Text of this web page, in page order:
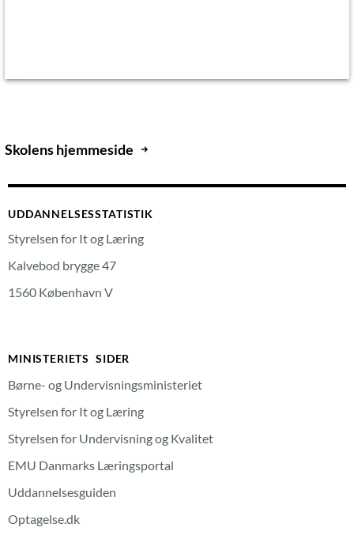
Skolens hjemmeside
UDDANNELSESSTATISTIK
Styrelsen for It og Læring
Kalvebod brygge 47
1560 København V
MINISTERIETS SIDER
Børne- og Undervisningsministeriet
Styrelsen for It og Læring
Styrelsen for Undervisning og Kvalitet
EMU Danmarks Læringsportal
Uddannelsesguiden
Optagelse.dk